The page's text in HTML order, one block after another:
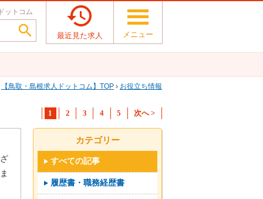
ットコム


最近見た求人 メニュー
鳥取・島根求人ドットコム TOP › お役立ち情報
1 2 3 4 5 次へ >
カテゴリー
すべての記事
履歴書・職務経歴書